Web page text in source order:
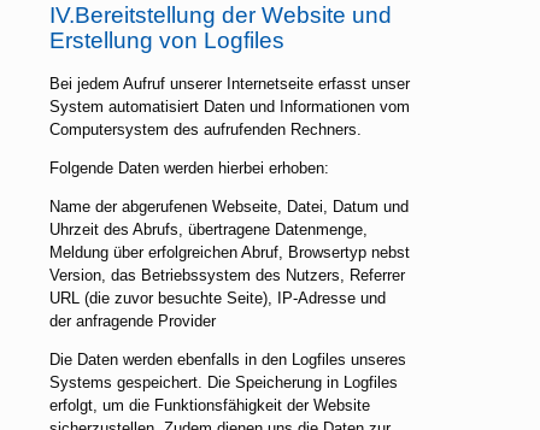
IV.Bereitstellung der Website und
Erstellung von Logfiles
Bei jedem Aufruf unserer Internetseite erfasst unser
System automatisiert Daten und Informationen vom
Computersystem des aufrufenden Rechners.
Folgende Daten werden hierbei erhoben:
Name der abgerufenen Webseite, Datei, Datum und
Uhrzeit des Abrufs, übertragene Datenmenge,
Meldung über erfolgreichen Abruf, Browsertyp nebst
Version, das Betriebssystem des Nutzers, Referrer
URL (die zuvor besuchte Seite), IP-Adresse und
der anfragende Provider
Die Daten werden ebenfalls in den Logfiles unseres
Systems gespeichert. Die Speicherung in Logfiles
erfolgt, um die Funktionsfähigkeit der Website